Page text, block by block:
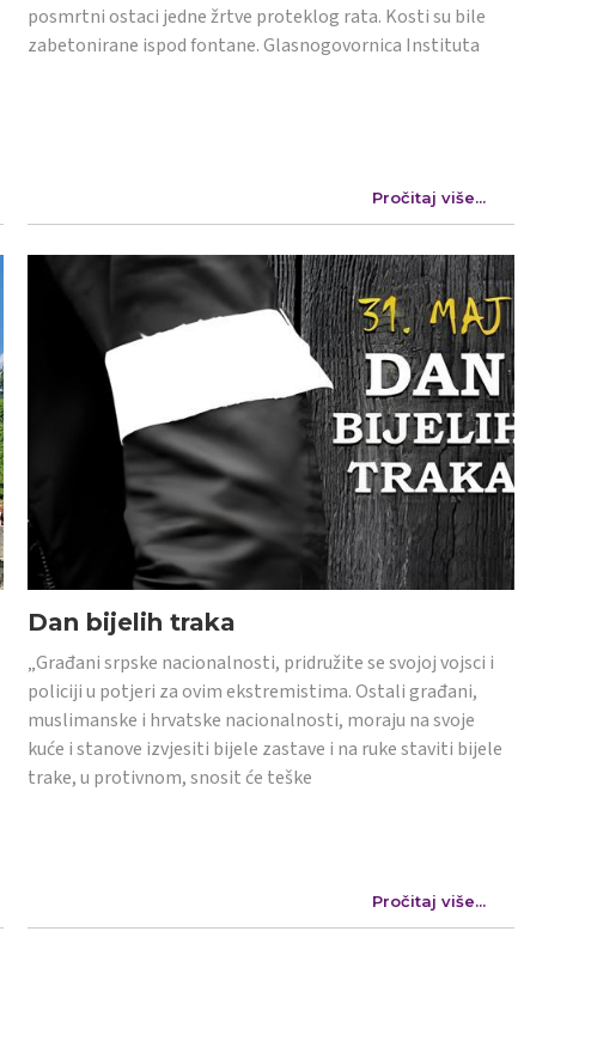
posmrtni ostaci jedne žrtve proteklog rata. Kosti su bile
zabetonirane ispod fontane. Glasnogovornica Instituta
Pročitaj više...
Dan bijelih traka
„Građani srpske nacionalnosti, pridružite se svojoj vojsci i
policiji u potjeri za ovim ekstremistima. Ostali građani,
muslimanske i hrvatske nacionalnosti, moraju na svoje
kuće i stanove izvjesiti bijele zastave i na ruke staviti bijele
trake, u protivnom, snosit će teške
Pročitaj više...